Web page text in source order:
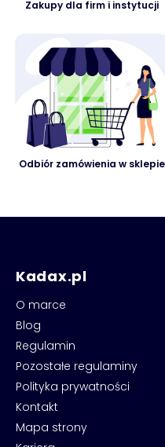
Zakupy dla firm i instytucji
Odbiór zamówienia w sklepie
Kadax.pl
O marce
Blog
Regulamin
Pozostałe regulaminy
Polityka prywatności
Kontakt
Mapa strony